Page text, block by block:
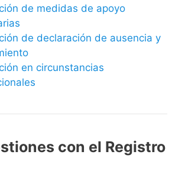
de medidas de apoyo
de declaración de ausencia y
en circunstancias
con el Registro